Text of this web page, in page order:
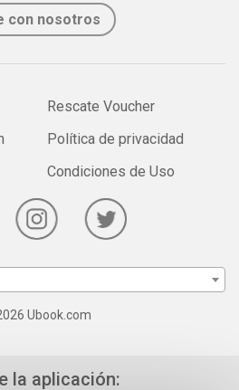
con nosotros
Rescate Voucher
Política de privacidad
Condiciones de Uso
Ubook.com
la aplicación: